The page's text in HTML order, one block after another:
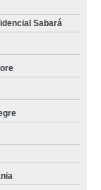
Clementino
Maria Alta
Alegre
Sabará